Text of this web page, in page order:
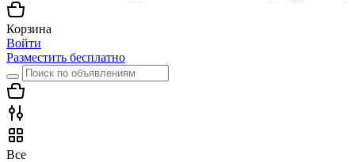
Корзина
Войти
Разместить бесплатно
Все